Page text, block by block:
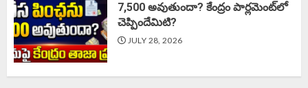
7,500 అవుతుందా? కేంద్రం పార్లమెంట్‌లో
చెప్పిందేమిటి?
JULY 28, 2026